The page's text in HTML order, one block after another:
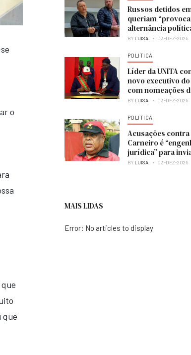
o
que
Russos detidos
queriam
alternância
colocar UNITA no
BY LUISA 03-DEZ-2025
POLITICA
Líder da UNITA
novo executivo
com nomeações
membros
BY LUISA 03-DEZ-2025
POLITICA
Acusações
Carneiro é
jurídica” para
candidatura à
BY LUISA 03-DEZ-2025
MAIS LIDAS
Error: No articles to display